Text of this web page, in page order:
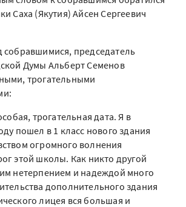
Саха (Якутия) Айсен Сергеевич
собравшимися, председатель
Думы Альберт Семенов
трогательными
трогательная дата. Я в
пошел в 1 класс нового здания
огромного волнения
этой школы. Как никто другой
нетерпением и надеждой много
дополнительного здания
лицея вся большая и